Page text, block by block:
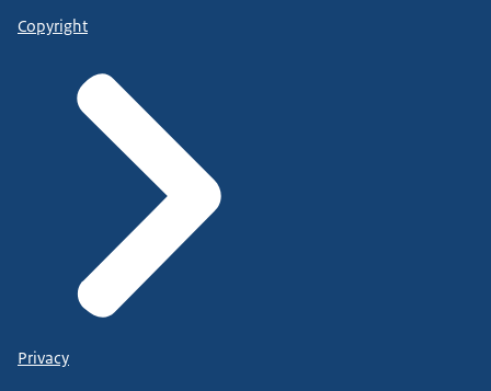
Copyright
Privacy